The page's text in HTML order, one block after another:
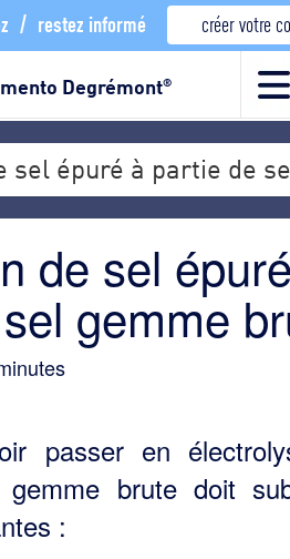
/ restez informé créer votre
Degrémont®
sel épuré à partie de
de sel
gemme
passer en
brute doit
: